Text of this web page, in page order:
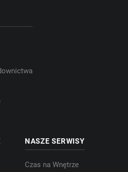
NASZE SERWISY
Czas na Wnętrze